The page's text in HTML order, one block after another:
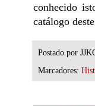
conhecido
catálogo
Postado por
Marcadores: